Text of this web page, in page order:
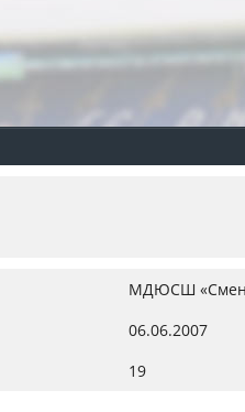
МДЮСШ
06.06.2007
19